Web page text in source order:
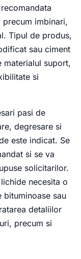
imbinari,
Tipul de produs,
sau ciment
materialul suport,
si
pasi de
degresare si
este indicat. Se
si se va
solicitarilor.
necesita o
bituminoase sau
detaliilor
precum si